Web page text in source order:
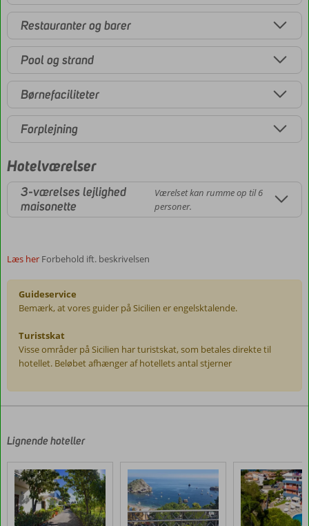
Restauranter og barer
Pool og strand
Børnefaciliteter
Forplejning
Hotelværelser
3-værelses lejlighed
maisonette
Værelset kan rumme op til 6
personer.
Læs her Forbehold ift. beskrivelsen
Guideservice
Bemærk, at vores guider på Sicilien er engelsktalende.
Turistskat
Visse områder på Sicilien har turistskat, som betales direkte til
hotellet. Beløbet afhænger af hotellets antal stjerner
af
kunder
efter
deres
ophold
på
Lignende hoteller